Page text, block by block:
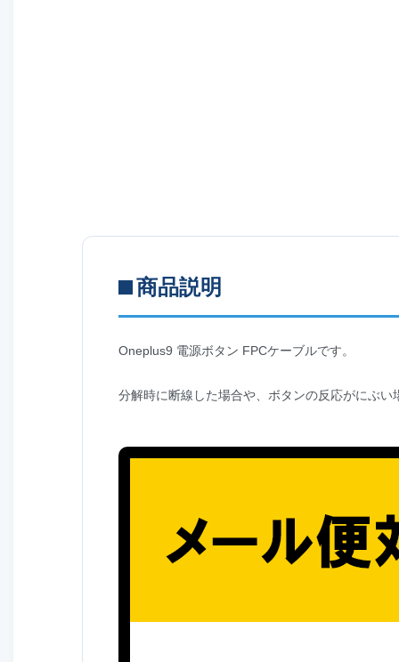
商品説明
Oneplus9 電源ボタン FPCケーブルです。
分解時に断線した場合や、ボタンの反応がにぶい